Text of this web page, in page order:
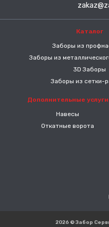
Каталог
Заборы из
Заборы из
3D Заборы
Заборы из сетки-
Дополнительные услуги
Навесы
Откатные ворота
2026 © Забор